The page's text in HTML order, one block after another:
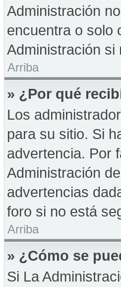
Administración
encuentra o solo
Administración si
Arriba
» ¿Por qué
Los
para su sitio. Si
advertencia. Por
Administración
advertencias
foro si no está
Arriba
» ¿Cómo se
Si La